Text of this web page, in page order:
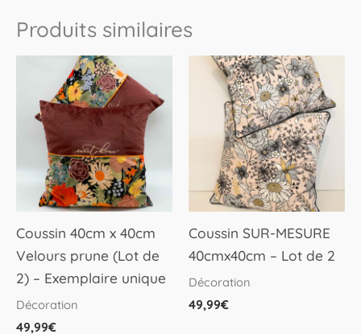
Produits similaires
Coussin 40cm x 40cm
Velours prune (Lot de
2) – Exemplaire unique
Décoration
49,99€
Coussin SUR-MESURE
40cmx40cm – Lot de 2
Décoration
49,99€